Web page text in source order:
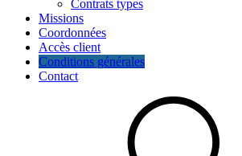
Contrats types
Missions
Coordonnées
Accès client
Conditions générales
Contact